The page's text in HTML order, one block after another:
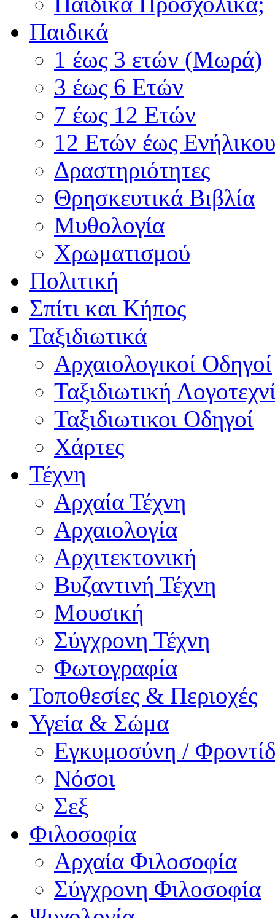
Παιδικά
1 έως 3 ετών (Μωρά)
3 έως 6 Ετών
7 έως 12 Ετών
12 Ετών έως
Δραστηριότητες
Θρησκευτικά Βιβλία
Μυθολογία
Χρωματισμού
Πολιτική
Σπίτι και Κήπος
Ταξιδιωτικά
Αρχαιολογικοί Οδηγοί
Ταξιδιωτική
Ταξιδιωτικοι Οδηγοί
Χάρτες
Τέχνη
Αρχαία Τέχνη
Αρχαιολογία
Αρχιτεκτονική
Βυζαντινή Τέχνη
Μουσική
Σύγχρονη Τέχνη
Φωτογραφία
Τοποθεσίες & Περιοχές
Υγεία & Σώμα
Εγκυμοσύνη /
Νόσοι
Σεξ
Φιλοσοφία
Αρχαία Φιλοσοφία
Σύγχρονη Φιλοσοφία